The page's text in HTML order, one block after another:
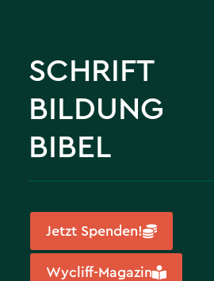
SCHRIFT
BILDUNG
BIBEL
Jetzt Spenden!
Wycliff-Magazin